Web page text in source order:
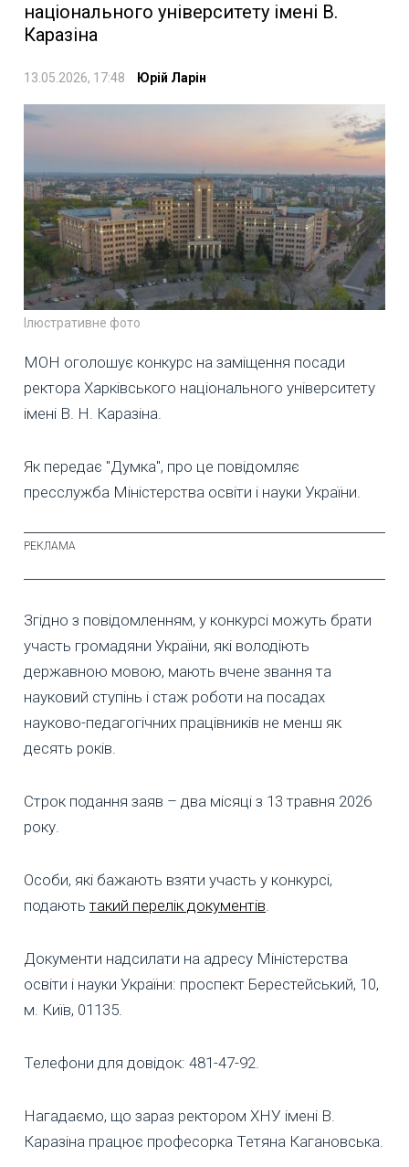
національного університету імені В.
Каразіна
13.05.2026, 17:48 Юрій Ларін
Ілюстративне фото
МОН оголошує конкурс на заміщення посади
ректора Харківського національного університету
імені В. Н. Каразіна.
Як передає "Думка", про це повідомляє
пресслужба Міністерства освіти і науки України.
Згідно з повідомленням, у конкурсі можуть брати
участь громадяни України, які володіють
державною мовою, мають вчене звання та
науковий ступінь і стаж роботи на посадах
науково-педагогічних працівників не менш як
десять років.
Строк подання заяв – два місяці з 13 травня 2026
року.
Особи, які бажають взяти участь у конкурсі,
подаютьтакий перелік документів
Документи надсилати на адресу Міністерства
освіти і науки України: проспект Берестейський, 10,
м. Київ, 01135.
Телефони для довідок: 481-47-92.
Нагадаємо, що зараз ректором ХНУ імені В.
Каразіна працює професорка Тетяна Кагановська.